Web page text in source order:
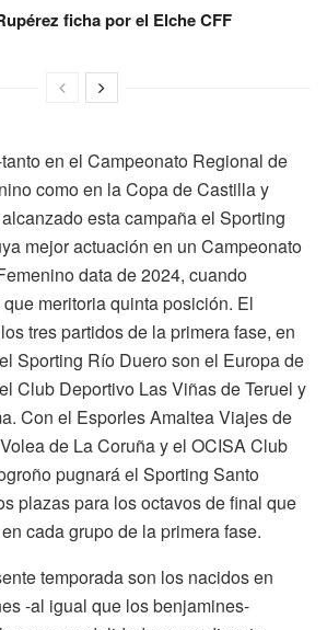
ficha por el Elche CFF
en el Campeonato Regional de
como en la Copa de Castilla y
esta campaña el Sporting
mejor actuación en un Campeonato
data de 2024, cuando
meritoria quinta posición. El
tres partidos de la primera fase, en
Sporting Río Duero son el Europa de
Club Deportivo Las Viñas de Teruel y
Con el Esporles Amaltea Viajes de
de La Coruña y el OCISA Club
pugnará el Sporting Santo
plazas para los octavos de final que
cada grupo de la primera fase.
temporada son los nacidos en
-al igual que los benjamines-